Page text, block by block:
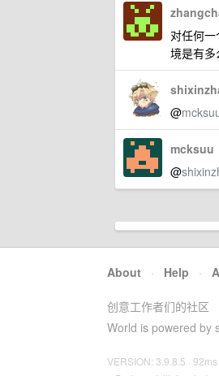
对任何
境是有多
@
mcksuu
@
About · Help ·
创意工作者们的社区
World is powered by
VERSION: 3.9.8.5 · 92ms